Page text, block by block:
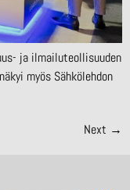
ja ilmailuteollisuuden
myös Sähkölehdon
Next →